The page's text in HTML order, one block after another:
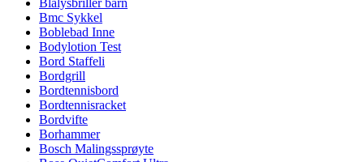
Blålysbriller barn
Bmc Sykkel
Boblebad Inne
Bodylotion Test
Bord Staffeli
Bordgrill
Bordtennisbord
Bordtennisracket
Bordvifte
Borhammer
Bosch Malingssprøyte